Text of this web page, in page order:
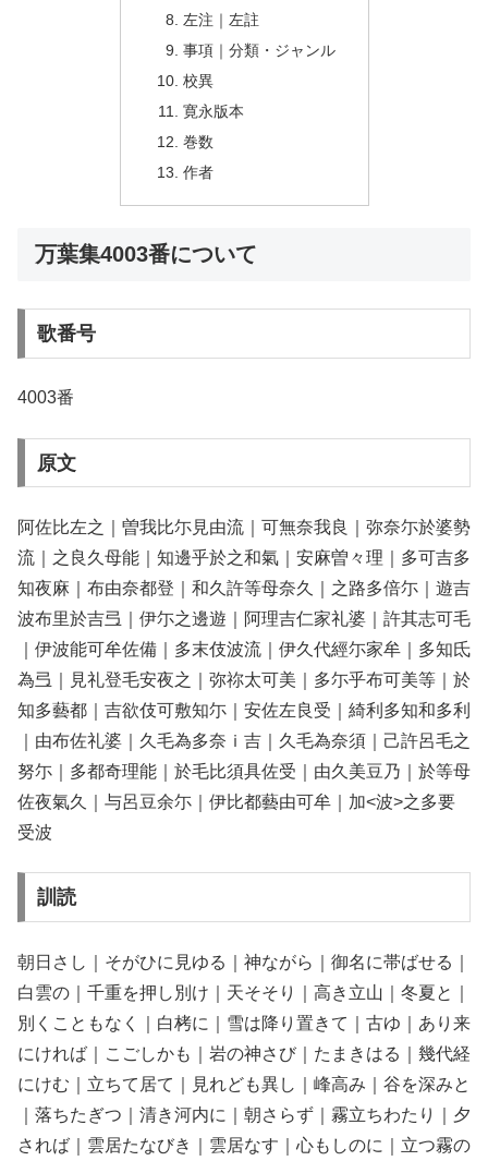
左注｜左註
事項｜分類・ジャンル
校異
寛永版本
巻数
作者
万葉集4003番について
歌番号
4003番
原文
阿佐比左之｜曽我比尓見由流｜可無奈我良｜弥奈尓於婆勢
流｜之良久母能｜知邊乎於之和氣｜安麻曽々理｜多可吉多
知夜麻｜布由奈都登｜和久許等母奈久｜之路多倍尓｜遊吉
波布里於吉弖｜伊尓之邊遊｜阿理吉仁家礼婆｜許其志可毛
｜伊波能可牟佐備｜多末伎波流｜伊久代經尓家牟｜多知氐
為弖｜見礼登毛安夜之｜弥祢太可美｜多尓乎布可美等｜於
知多藝都｜吉欲伎可敷知尓｜安佐左良受｜綺利多知和多利
｜由布佐礼婆｜久毛為多奈ｉ吉｜久毛為奈須｜己許呂毛之
努尓｜多都奇理能｜於毛比須具佐受｜由久美豆乃｜於等母
佐夜氣久｜与呂豆余尓｜伊比都藝由可牟｜加<波>之多要
受波
訓読
朝日さし｜そがひに見ゆる｜神ながら｜御名に帯ばせる｜
白雲の｜千重を押し別け｜天そそり｜高き立山｜冬夏と｜
別くこともなく｜白栲に｜雪は降り置きて｜古ゆ｜あり来
にければ｜こごしかも｜岩の神さび｜たまきはる｜幾代経
にけむ｜立ちて居て｜見れども異し｜峰高み｜谷を深みと
｜落ちたぎつ｜清き河内に｜朝さらず｜霧立ちわたり｜夕
されば｜雲居たなびき｜雲居なす｜心もしのに｜立つ霧の